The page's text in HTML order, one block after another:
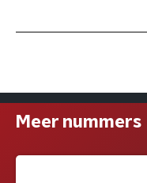
Meer nummers